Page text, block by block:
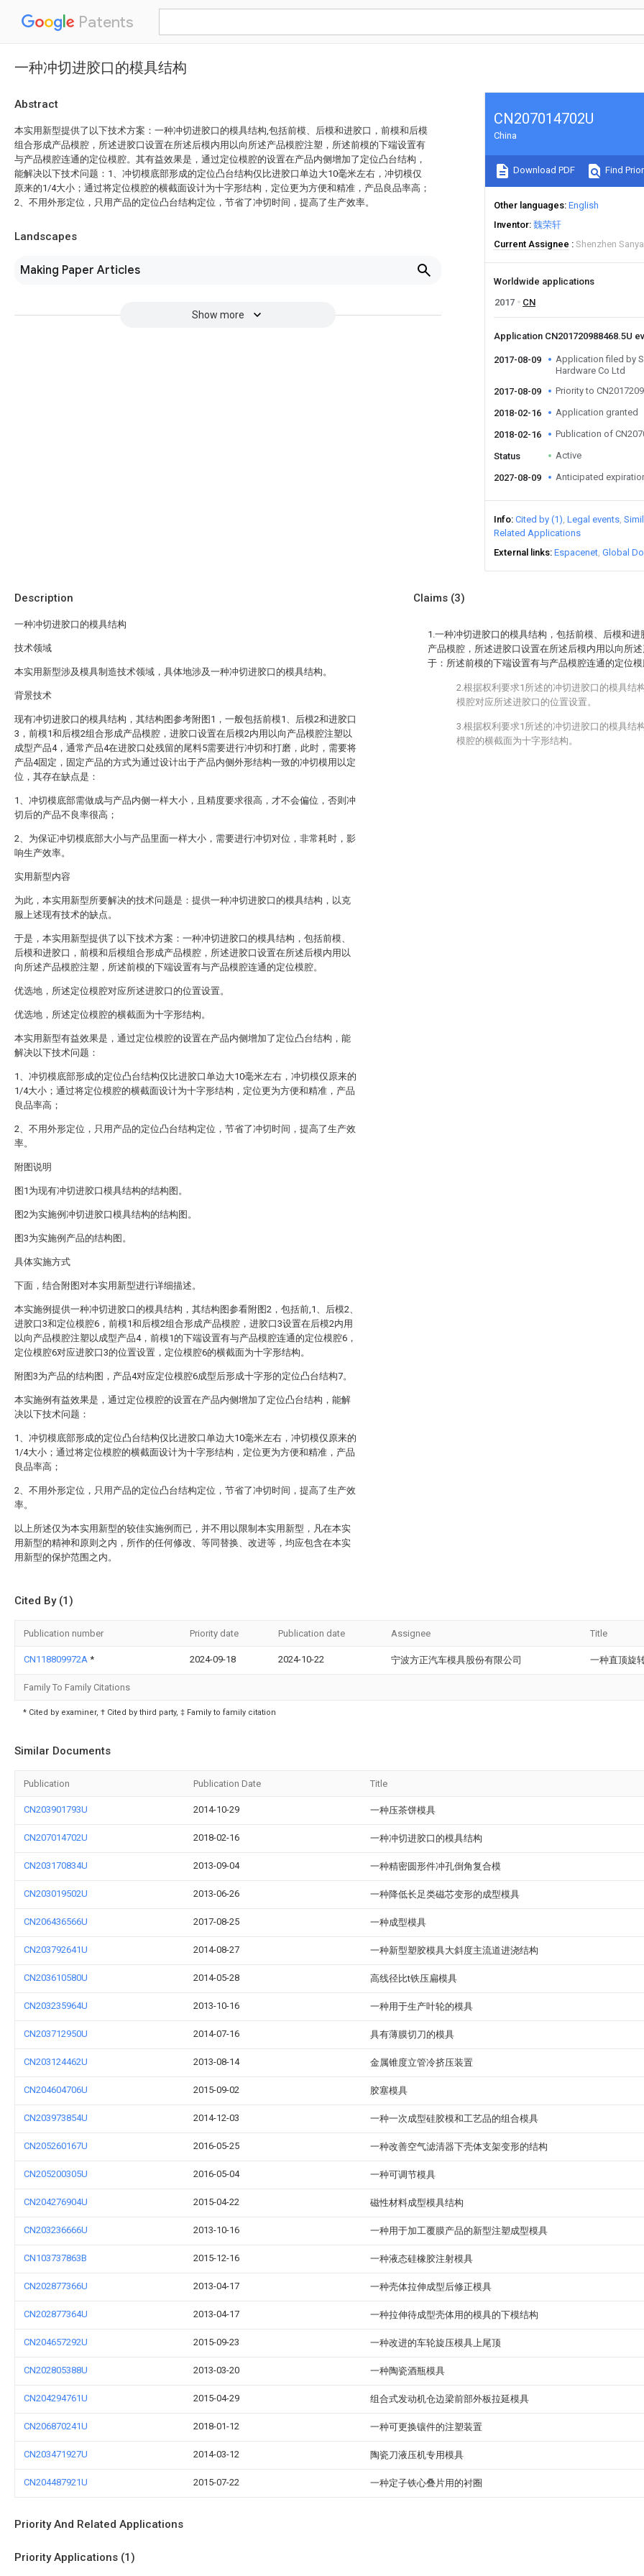
Patents
一种冲切进胶口的模具结构
Abstract
本实用新型提供了以下技术方案：一种冲切进胶口的模具结构,包括前模、后模和进胶口，前模和后模
组合形成产品模腔，所述进胶口设置在所述后模内用以向所述产品模腔注塑，所述前模的下端设置有
与产品模腔连通的定位模腔。其有益效果是，通过定位模腔的设置在产品内侧增加了定位凸台结构，
能解决以下技术问题：1、冲切模底部形成的定位凸台结构仅比进胶口单边大10毫米左右，冲切模仅
原来的1/4大小；通过将定位模腔的横截面设计为十字形结构，定位更为方便和精准，产品良品率高；
2、不用外形定位，只用产品的定位凸台结构定位，节省了冲切时间，提高了生产效率。
Landscapes
Making Paper Articles
Show more
CN207014702U
China
Download PDF Find
Other languages English
Inventor 魏荣轩
Current Assignee
Shenzhen
Worldwide applications
2017
CN
Application CN201720988468.5U
2017-08-09
Application filed by
Hardware Co Ltd
2017-08-09
Priority to
2018-02-16 Application granted
2018-02-16 Publication of
Status Active
2027-08-09 Anticipated
Info Cited by (1) Legal events
Related Applications
External links Espacenet Global
Description
一种冲切进胶口的模具结构
技术领域
本实用新型涉及模具制造技术领域，具体地涉及一种冲切进胶口的模具结构。
背景技术
现有冲切进胶口的模具结构，其结构图参考附图1，一般包括前模1、后模2和进胶口
3，前模1和后模2组合形成产品模腔，进胶口设置在后模2内用以向产品模腔注塑以
成型产品4，通常产品4在进胶口处残留的尾料5需要进行冲切和打磨，此时，需要将
产品4固定，固定产品的方式为通过设计出于产品内侧外形结构一致的冲切模用以定
位，其存在缺点是：
1、冲切模底部需做成与产品内侧一样大小，且精度要求很高，才不会偏位，否则冲
切后的产品不良率很高；
2、为保证冲切模底部大小与产品里面一样大小，需要进行冲切对位，非常耗时，影
响生产效率。
实用新型内容
为此，本实用新型所要解决的技术问题是：提供一种冲切进胶口的模具结构，以克
服上述现有技术的缺点。
于是，本实用新型提供了以下技术方案：一种冲切进胶口的模具结构，包括前模、
后模和进胶口，前模和后模组合形成产品模腔，所述进胶口设置在所述后模内用以
向所述产品模腔注塑，所述前模的下端设置有与产品模腔连通的定位模腔。
优选地，所述定位模腔对应所述进胶口的位置设置。
优选地，所述定位模腔的横截面为十字形结构。
本实用新型有益效果是，通过定位模腔的设置在产品内侧增加了定位凸台结构，能
解决以下技术问题：
1、冲切模底部形成的定位凸台结构仅比进胶口单边大10毫米左右，冲切模仅原来的
1/4大小；通过将定位模腔的横截面设计为十字形结构，定位更为方便和精准，产品
良品率高；
2、不用外形定位，只用产品的定位凸台结构定位，节省了冲切时间，提高了生产效
率。
附图说明
图1为现有冲切进胶口模具结构的结构图。
图2为实施例冲切进胶口模具结构的结构图。
图3为实施例产品的结构图。
具体实施方式
下面，结合附图对本实用新型进行详细描述。
本实施例提供一种冲切进胶口的模具结构，其结构图参看附图2，包括前,1、后模2、
进胶口3和定位模腔6，前模1和后模2组合形成产品模腔，进胶口3设置在后模2内用
以向产品模腔注塑以成型产品4，前模1的下端设置有与产品模腔连通的定位模腔6，
定位模腔6对应进胶口3的位置设置，定位模腔6的横截面为十字形结构。
附图3为产品的结构图，产品4对应定位模腔6成型后形成十字形的定位凸台结构7。
本实施例有益效果是，通过定位模腔的设置在产品内侧增加了定位凸台结构，能解
决以下技术问题：
1、冲切模底部形成的定位凸台结构仅比进胶口单边大10毫米左右，冲切模仅原来的
1/4大小；通过将定位模腔的横截面设计为十字形结构，定位更为方便和精准，产品
良品率高；
2、不用外形定位，只用产品的定位凸台结构定位，节省了冲切时间，提高了生产效
率。
以上所述仅为本实用新型的较佳实施例而已，并不用以限制本实用新型，凡在本实
用新型的精神和原则之内，所作的任何修改、等同替换、改进等，均应包含在本实
用新型的保护范围之内。
Claims (3)
1.一种冲切进胶口的模具结构，包括前模、后模和
产品模腔，所述进胶口设置在所述后模内用以向所
于：所述前模的下端设置有与产品模腔连通的定位模
2.根据权利要求1所述的冲切进胶口的模具结
模腔对应所述进胶口的位置设置。
3.根据权利要求1所述的冲切进胶口的模具结
模腔的横截面为十字形结构。
Cited By (1)
Publication number Priority date Publication date Assignee Title
CN118809972A * 2024-09-18 2024-10-22 宁波方正汽车模具股份有限公司 一种直顶旋
Family To Family Citations
* Cited by examiner, † Cited by third party, ‡ Family to family citation
Similar Documents
Publication Publication Date Title
CN203901793U 2014-10-29 一种压茶饼模具
CN207014702U 2018-02-16 一种冲切进胶口的模具结构
CN203170834U 2013-09-04 一种精密圆形件冲孔倒角复合模
CN203019502U 2013-06-26 一种降低长足类磁芯变形的成型模具
CN206436566U 2017-08-25 一种成型模具
CN203792641U 2014-08-27 一种新型塑胶模具大斜度主流道进浇结构
CN203610580U 2014-05-28 高线径比t铁压扁模具
CN203235964U 2013-10-16 一种用于生产叶轮的模具
CN203712950U 2014-07-16 具有薄膜切刀的模具
CN203124462U 2013-08-14 金属锥度立管冷挤压装置
CN204604706U 2015-09-02 胶塞模具
CN203973854U 2014-12-03 一种一次成型硅胶模和工艺品的组合模具
CN205260167U 2016-05-25 一种改善空气滤清器下壳体支架变形的结构
CN205200305U 2016-05-04 一种可调节模具
CN204276904U 2015-04-22 磁性材料成型模具结构
CN203236666U 2013-10-16 一种用于加工覆膜产品的新型注塑成型模具
CN103737863B 2015-12-16 一种液态硅橡胶注射模具
CN202877366U 2013-04-17 一种壳体拉伸成型后修正模具
CN202877364U 2013-04-17 一种拉伸待成型壳体用的模具的下模结构
CN204657292U 2015-09-23 一种改进的车轮旋压模具上尾顶
CN202805388U 2013-03-20 一种陶瓷酒瓶模具
CN204294761U 2015-04-29 组合式发动机仓边梁前部外板拉延模具
CN206870241U 2018-01-12 一种可更换镶件的注塑装置
CN203471927U 2014-03-12 陶瓷刀液压机专用模具
CN204487921U 2015-07-22 一种定子铁心叠片用的衬圈
Priority And Related Applications
Priority Applications (1)